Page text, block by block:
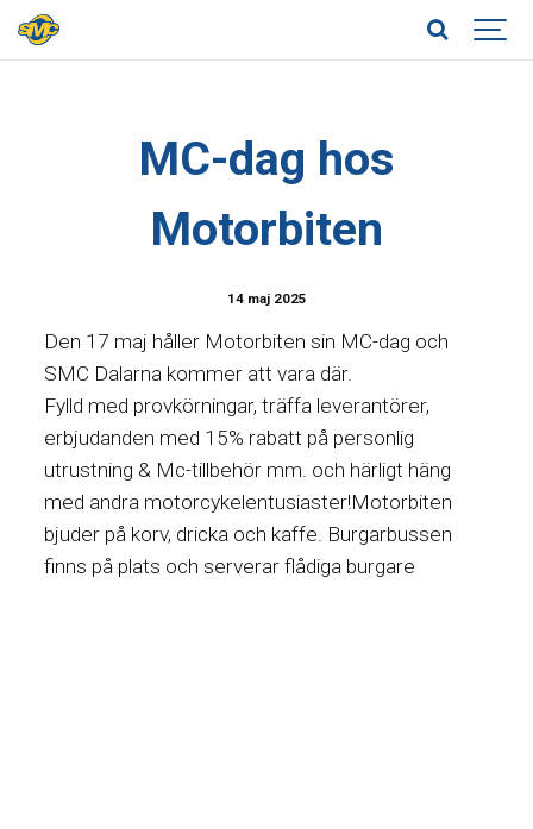
MC-dag hos
Motorbiten
14 maj 2025
Den 17 maj håller Motorbiten sin MC-dag och
SMC Dalarna kommer att vara där.
Fylld med provkörningar, träffa leverantörer,
erbjudanden med 15% rabatt på personlig
utrustning & Mc-tillbehör mm. och härligt häng
med andra motorcykelentusiaster!Motorbiten
bjuder på korv, dricka och kaffe. Burgarbussen
finns på plats och serverar flådiga burgare